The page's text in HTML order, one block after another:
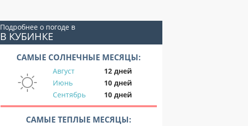
Подробнее о погоде в
В КУБИНКЕ
САМЫЕ СОЛНЕЧНЫЕ МЕСЯЦЫ:
Август
12 дней
Июнь
10 дней
Сентябрь
10 дней
САМЫЕ ТЕПЛЫЕ МЕСЯЦЫ: